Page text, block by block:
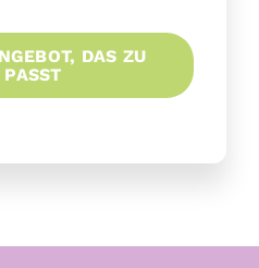
DAS ZU
PASST